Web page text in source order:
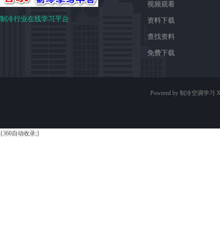
制冷行业在线学习平台
视频观看
资料下载
查找资料
免费下载
Powered by 制冷空调学习
{360自动收录;}